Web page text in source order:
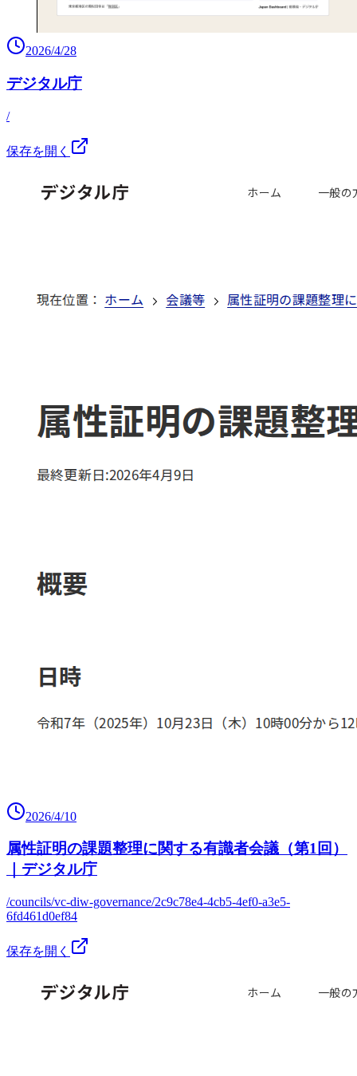
2026/4/28
デジタル庁
/
保存を開く
2026/4/10
属性証明の課題整理に関する有識者会議（第1回）
｜デジタル庁
/councils/vc-diw-governance/2c9c78e4-4cb5-4ef0-a3e5-
6fd461d0ef84
保存を開く